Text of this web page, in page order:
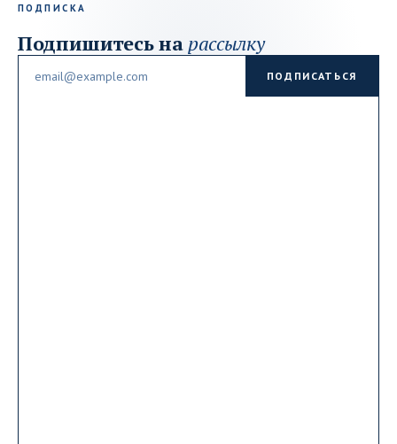
ПОДПИСКА
Подпишитесь на рассылку
ПОДПИСАТЬСЯ